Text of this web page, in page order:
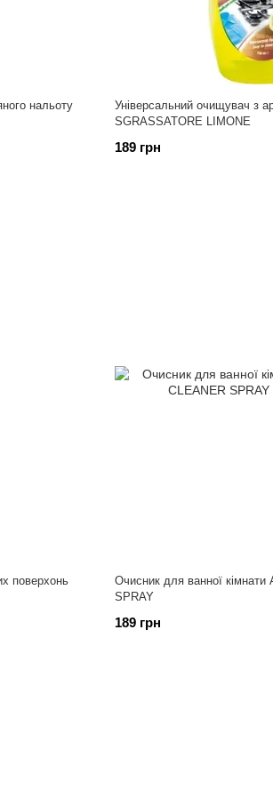
нальоту
Універсальний очищувач з
SGRASSATORE LIMONE
189 грн
поверхонь
Очисник для ванної
SPRAY
189 грн